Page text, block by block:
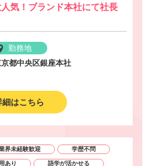
気！ブランド本社にて社長
勤務地
都中央区銀座本社
細はこちら
界未経験歓迎 学歴不問
あり 語学が活かせる